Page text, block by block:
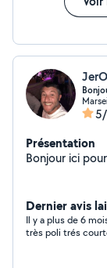
Présentation
Bonjour ici
Dernier avis
Il y a plus de 6
très poli trés